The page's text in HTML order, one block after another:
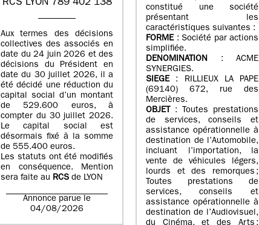
RCS LYON 789 402 138
Aux termes des décisions
collectives des associés en
date du 24 juin 2026 et des
décisions du Président en
date du 30 juillet 2026, il a
été décidé une réduction du
capital social d’un montant
de 529.600 euros, à
compter du 30 juillet 2026.
Le capital social est
désormais fixé à la somme
de 555.400 euros.
Les statuts ont été modifiés
en conséquence. Mention
sera faite au RCS de LYON
Annonce parue le
04/08/2026
constitué une société
présentant les
caractéristiques suivantes :
FORME: Société par actions
simplifiée.
DENOMINATION : ACME
SYNERGIES.
SIEGE: RILLIEUX LA PAPE
(69140) 672, rue des
Mercières.
OBJET : Toutes prestations
de services, conseils et
assistance opérationnelle à
destination de l’Automobile,
incluant l’importation, la
vente de véhicules légers,
lourds et des remorques ;
Toutes prestations de
services, conseils et
assistance opérationnelle à
destination de l’Audiovisuel,